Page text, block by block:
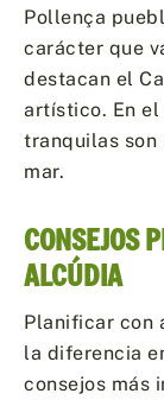
Pollença
carácter que
destacan el
artístico. En el
tranquilas son
mar.
CONSEJOS
ALCÚDIA
Planificar con
la diferencia
consejos más